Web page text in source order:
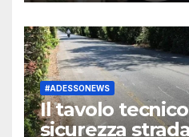
#ADESSONEWS
Il tavolo
sicurezza